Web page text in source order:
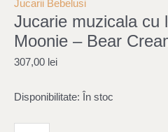
Jucarii Bebelusi
Jucarie muzicala cu
Moonie – Bear
307,00 lei
Disponibilitate: În stoc
cu
lampa
incorporata
Cream